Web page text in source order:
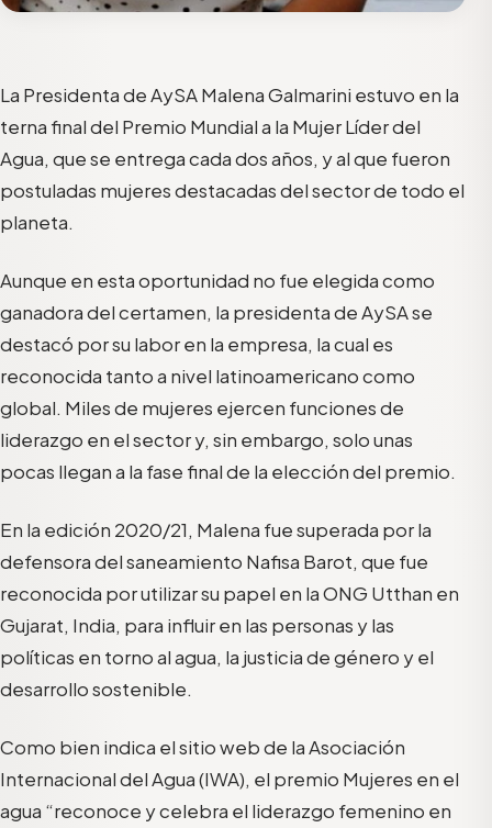
La Presidenta de AySA Malena Galmarini estuvo en la
terna final del Premio Mundial a la Mujer Líder del
Agua, que se entrega cada dos años, y al que fueron
postuladas mujeres destacadas del sector de todo el
planeta.
Aunque en esta oportunidad no fue elegida como
ganadora del certamen, la presidenta de AySA se
destacó por su labor en la empresa, la cual es
reconocida tanto a nivel latinoamericano como
global. Miles de mujeres ejercen funciones de
liderazgo en el sector y, sin embargo, solo unas
pocas llegan a la fase final de la elección del premio.
En la edición 2020/21, Malena fue superada por la
defensora del saneamiento Nafisa Barot, que fue
reconocida por utilizar su papel en la ONG Utthan en
Gujarat, India, para influir en las personas y las
políticas en torno al agua, la justicia de género y el
desarrollo sostenible.
Como bien indica el sitio web de la Asociación
Internacional del Agua (IWA), el premio Mujeres en el
agua “reconoce y celebra el liderazgo femenino en